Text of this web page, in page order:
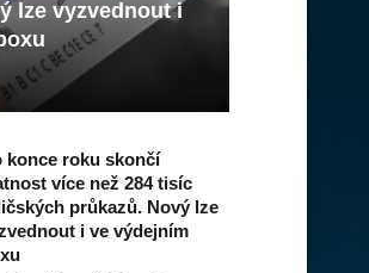
lze vyzvednout i
konce roku skončí
více než 284 tisíc
průkazů. Nový lze
i ve výdejním